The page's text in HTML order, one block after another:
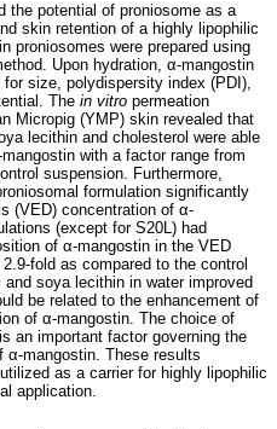
the potential of proniosome as a
skin retention of a highly lipophilic
proniosomes were prepared using
Upon hydration, α-mangostin
for size, polydispersity index (PDI),
The in vitro permeation
Micropig (YMP) skin revealed that
lecithin and cholesterol were able
with a factor range from
suspension. Furthermore,
formulation significantly
(VED) concentration of α-
(except for S20L) had
of α-mangostin in the VED
fold as compared to the control
soya lecithin in water improved
be related to the enhancement of
of α-mangostin. The choice of
an important factor governing the
α-mangostin. These results
as a carrier for highly lipophilic
application.